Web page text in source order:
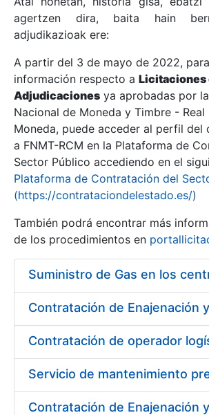
Erakutsi/Ezkutatu
Erakutsi/Ezkutatu
Erakutsi/Ezkutatu
Erakutsi/Ezkutatu
agertzen dira, baita hain
adjudikazioak ere:
A partir del 3 de mayo de 2022,
información respecto a Licitaciones
Adjudicaciones ya aprobadas por
Nacional de Moneda y Timbre - Real
Moneda, puede acceder al perfil del
a FNMT-RCM en la Plataforma de
Sector Público accediendo en el
Plataforma de Contratación del
(https://contrataciondelestado.es/)
También podrá encontrar más
de los procedimientos en